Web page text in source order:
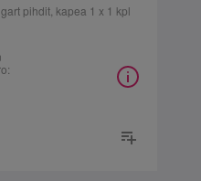
pihdit, kapea 1 x 1 kpl